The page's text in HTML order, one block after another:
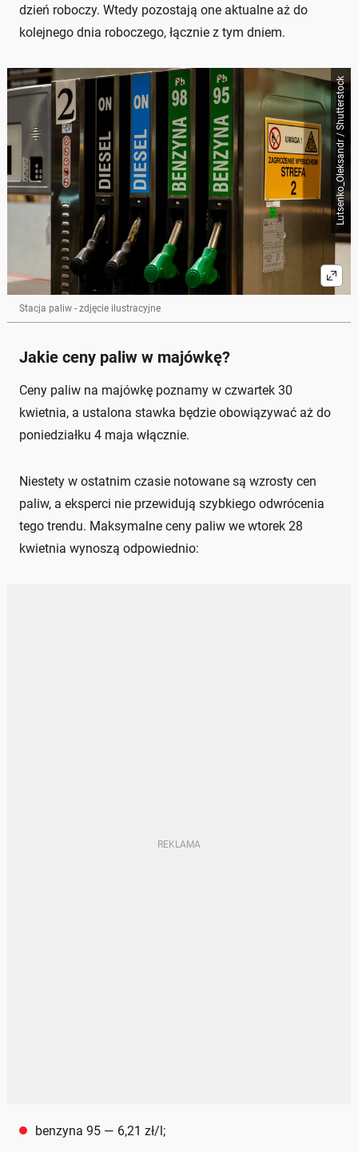
dzień roboczy. Wtedy pozostają one aktualne aż do
kolejnego dnia roboczego, łącznie z tym dniem.
Lutsenko_Oleksandr / Shutterstock
Stacja paliw - zdjęcie ilustracyjne
Jakie ceny paliw w majówkę?
Ceny paliw na majówkę poznamy w czwartek 30
kwietnia, a ustalona stawka będzie obowiązywać aż do
poniedziałku 4 maja włącznie.
Niestety w ostatnim czasie notowane są wzrosty cen
paliw, a eksperci nie przewidują szybkiego odwrócenia
tego trendu. Maksymalne ceny paliw we wtorek 28
kwietnia wynoszą odpowiednio:
benzyna 95 — 6,21 zł/l;